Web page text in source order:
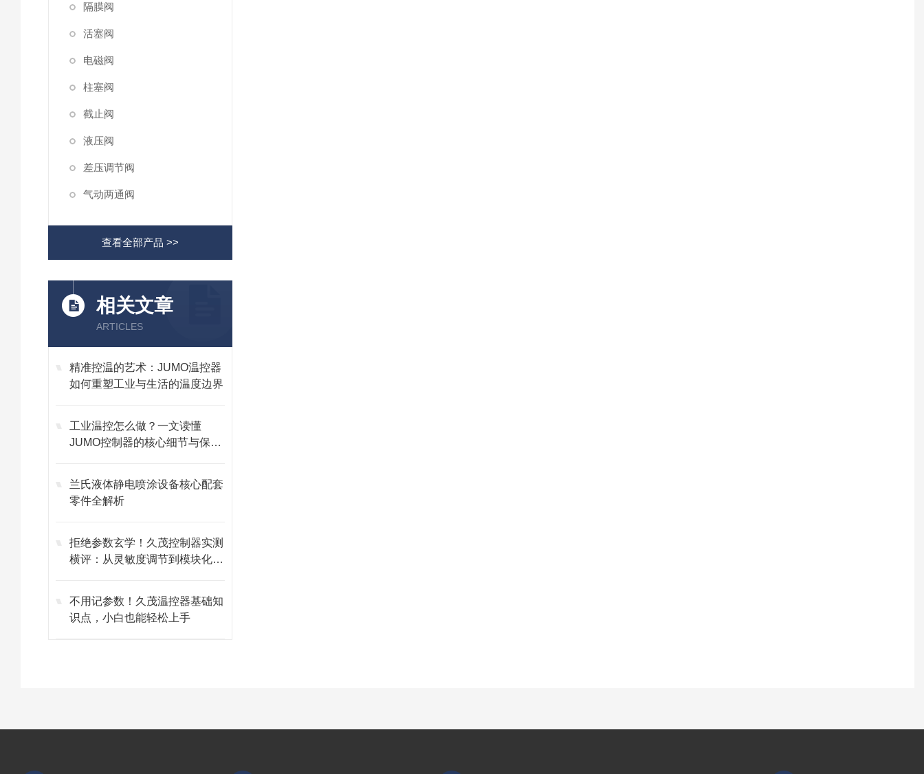
隔膜阀
活塞阀
电磁阀
柱塞阀
截止阀
液压阀
差压调节阀
气动两通阀
查看全部产品 >>
相关文章
ARTICLES
精准控温的艺术：JUMO温控器
如何重塑工业与生活的温度边界
工业温控怎么做？一文读懂
JUMO控制器的核心细节与保养
兰氏液体静电喷涂设备核心配套
零件全解析
拒绝参数玄学！久茂控制器实测
横评：从灵敏度调节到模块化维
不用记参数！久茂温控器基础知
识点，小白也能轻松上手